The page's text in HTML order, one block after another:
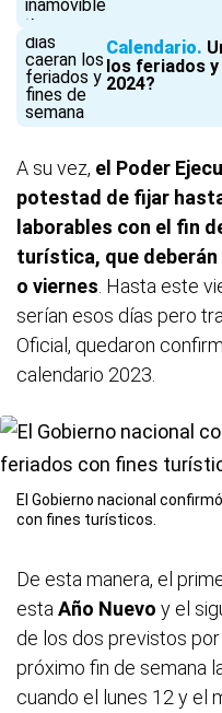
Calendario
los feriados y
2024?
A su vez, el Poder
potestad de fijar
laborables con el fin
turística, que
o viernes . Hasta este
serían esos días pero
Oficial, quedaron
calendario 2023.
El Gobierno nacional
con fines turísticos.
De esta manera, el
esta Año Nuevo y el
de los dos previstos por
próximo fin de semana
cuando el lunes 12 y el